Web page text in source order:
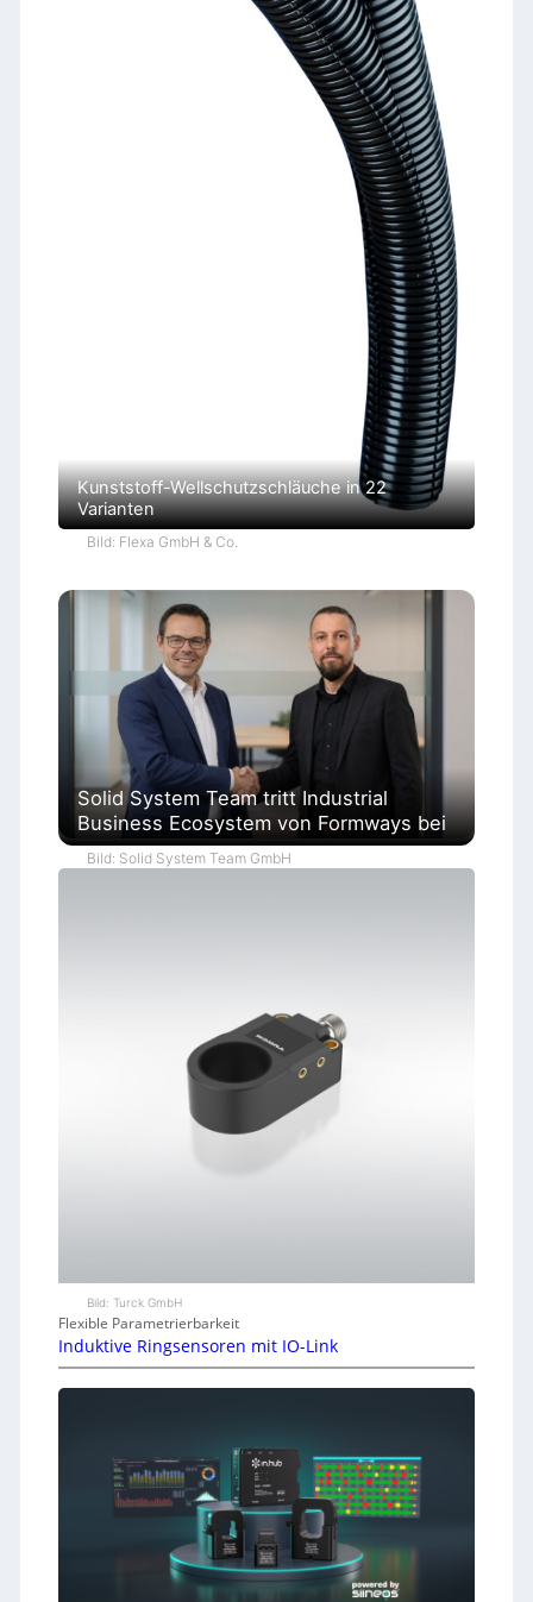
Kunststoff-Wellschutzschläuche in 22
Varianten
Bild: Flexa GmbH & Co.
Solid System Team tritt Industrial
Business Ecosystem von Formways bei
Bild: Solid System Team GmbH
Bild: Turck GmbH
Flexible Parametrierbarkeit
Induktive Ringsensoren mit IO-Link